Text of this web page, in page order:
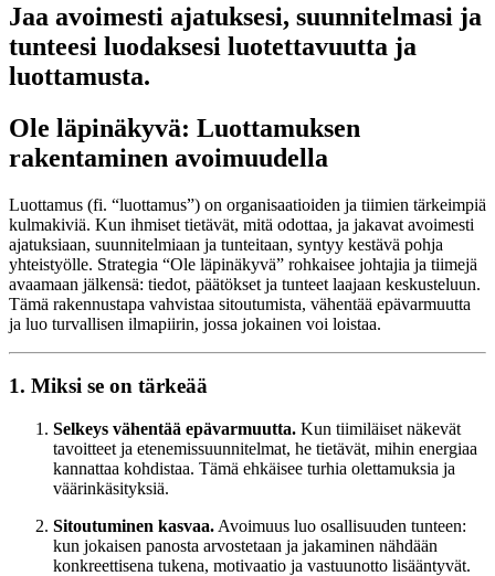
Jaa avoimesti ajatuksesi, suunnitelmasi ja
tunteesi luodaksesi luotettavuutta ja
luottamusta.
Ole läpinäkyvä: Luottamuksen
rakentaminen avoimuudella
Luottamus (fi. “luottamus”) on organisaatioiden ja tiimien tärkeimpiä
kulmakiviä. Kun ihmiset tietävät, mitä odottaa, ja jakavat avoimesti
ajatuksiaan, suunnitelmiaan ja tunteitaan, syntyy kestävä pohja
yhteistyölle. Strategia “Ole läpinäkyvä” rohkaisee johtajia ja tiimejä
avaamaan jälkensä: tiedot, päätökset ja tunteet laajaan keskusteluun.
Tämä rakennustapa vahvistaa sitoutumista, vähentää epävarmuutta
ja luo turvallisen ilmapiirin, jossa jokainen voi loistaa.
1. Miksi se on tärkeää
Selkeys vähentää epävarmuutta. Kun tiimiläiset näkevät
tavoitteet ja etenemissuunnitelmat, he tietävät, mihin energiaa
kannattaa kohdistaa. Tämä ehkäisee turhia olettamuksia ja
väärinkäsityksiä.
Sitoutuminen kasvaa. Avoimuus luo osallisuuden tunteen:
kun jokaisen panosta arvostetaan ja jakaminen nähdään
konkreettisena tukena, motivaatio ja vastuunotto lisääntyvät.